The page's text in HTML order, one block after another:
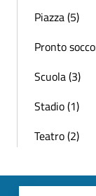
Piazza (5)
Pronto
Scuola (3)
Stadio (1)
Teatro (2)